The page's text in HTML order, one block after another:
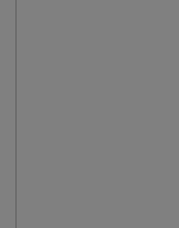
厅布局策展技巧和创新元
如何设计促进公众的兴趣
包含哪些几个方面？
其境的奇妙世界